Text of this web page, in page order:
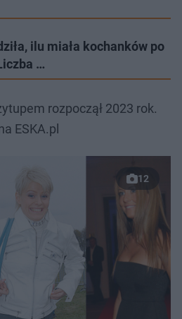
ilu miała kochanków po
…
rozpoczął 2023 rok.
ESKA.pl
12